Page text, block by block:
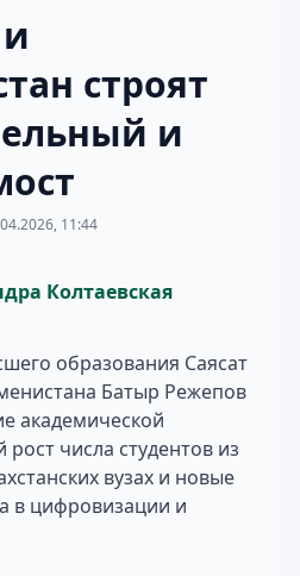
строят
и
11:44
Колтаевская
образования Саясат
Батыр Режепов
академической
числа студентов из
вузах и новые
в цифровизации и